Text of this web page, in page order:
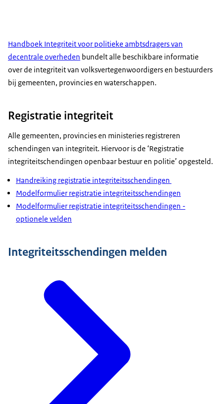
Handboek Integriteit voor politieke ambtsdragers van
decentrale overheden bundelt alle beschikbare informatie
over de integriteit van volksvertegenwoordigers en bestuurders
bij gemeenten, provincies en waterschappen.
Registratie integriteit
Alle gemeenten, provincies en ministeries registreren
schendingen van integriteit. Hiervoor is de ‘Registratie
integriteitschendingen openbaar bestuur en politie’ opgesteld.
Handreiking registratie integriteitsschendingen
Modelformulier registratie integriteitsschendingen
Modelformulier registratie integriteitsschendingen -
optionele velden
Integriteitsschendingen melden